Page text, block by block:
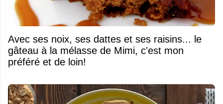
Avec ses noix, ses dattes et ses raisins... le
gâteau à la mélasse de Mimi, c'est mon
préféré et de loin!